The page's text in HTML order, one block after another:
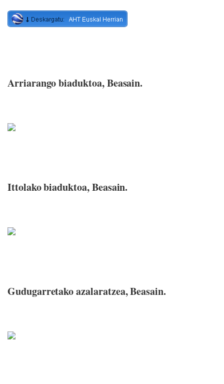
Arriarango biaduktoa, Beasain.
Ittolako biaduktoa, Beasain.
Gudugarretako azalaratzea, Beasain.